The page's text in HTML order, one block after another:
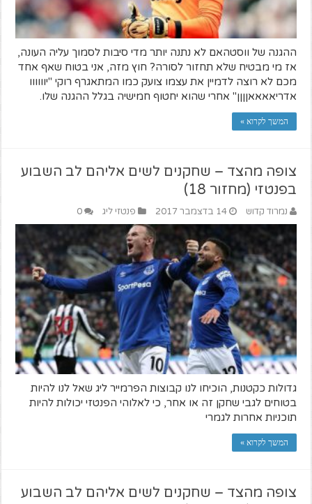
ההגנה של ווסטהאם לא נתנה יותר מדי סיבות לסמוך עליה העונה,
אז מי מבטיח שלא תחזור לסורה? חוץ מזה, אני בטוח שאף אחד
מכם לא רוצה לדמיין את עצמו צועק כמו המתאגרף רוקי "יוווווו
אדריאאאאןןןן" אחרי שהוא יחטוף חמישיה בגלל ההגנה שלו.
המשך לקרוא »
צופה מהצד – שחקנים לשים אליהם לב השבוע
בפנטזי (מחזור 18)
נמרוד קדוש 14 בדצמבר 2017 פנטזי ליג 0
גדולות כקטנות, הוכיחו לנו קבוצות הפרמייר ליג שאל לנו להיות
בטוחים לגבי שחקן זה או אחר, כי לאלוהי הפנטזי יכולות להיות
תוכניות אחרות לגמרי
המשך לקרוא »
צופה מהצד – שחקנים לשים אליהם לב השבוע